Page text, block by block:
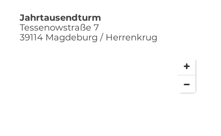
Jahrtausendturm
Tessenowstraße 7
39114 Magdeburg / Herrenkrug